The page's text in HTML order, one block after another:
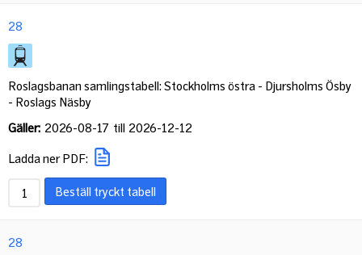
28
Roslagsbanan samlingstabell: Stockholms östra - Djursholms Ösby
- Roslags Näsby
Gäller: 2026-08-17 till 2026-12-12
Ladda ner PDF:
Beställ tryckt tabell
28